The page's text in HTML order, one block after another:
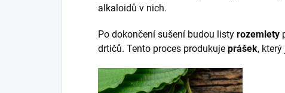
alkaloidů v nich.
Po dokončení sušení budou listy rozemlety
drtičů. Tento proces produkuje prášek,